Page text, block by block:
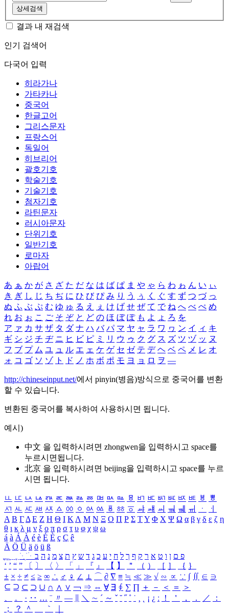
상세검색
결과 내 재검색
인기 검색어
다국어 입력
히라가나
가타카나
중국어
한글고어
그리스문자
프랑스어
독일어
히브리어
괄호기호
학술기호
기술기호
첨자기호
라틴문자
러시아문자
단위기호
일반기호
로마자
아랍어
あ ぁ か が さ ざ た だ な は ば ぱ ま や ゃ ら わ ゎ ん い ぃ
き ぎ し じ ち ぢ に ひ び ぴ み り う ぅ く ぐ す ず つ づ っ
ぬ ふ ぶ ぷ む ゆ ゅ る え ぇ け げ せ ぜ て で ね へ べ ぺ め
れ お ぉ こ ご そ ぞ と ど の ほ ぼ ぽ も よ ょ ろ を
ア ァ カ サ ザ タ ダ ナ ハ バ パ マ ヤ ャ ラ ワ ヮ ン イ ィ キ
ギ シ ジ チ ヂ ニ ヒ ビ ピ ミ リ ウ ゥ ク グ ス ズ ツ ヅ ッ ヌ
フ ブ プ ム ユ ュ ル エ ェ ケ ゲ セ ゼ テ デ ヘ ベ ペ メ レ オ
ォ コ ゴ ソ ゾ ト ド ノ ホ ボ ポ モ ヨ ョ ロ ヲ ―
http://chineseinput.net/에서 pinyin(병음)방식으로 중국어를 변환
할 수 있습니다.
변환된 중국어를 복사하여 사용하시면 됩니다.
예시)
中文 을 입력하시려면 zhongwen을 입력하시고 space를
누르시면됩니다.
北京 을 입력하시려면 beijing을 입력하시고 space를 누르
시면 됩니다.
ㅥ ㅦ ㅧ ㅨ ㅩ ㅪ ㅫ ㅬ ㅭ ㅮ ㅯ ㅰ ㅱ ㅲ ㅳ ㅴ ㅵ ㅶ ㅷ ㅸ
ㅹ
ㅺ ㅻ ㅼ ㅽ ㅾ ㅿ ㆀ ㆁ ㆂ ㆃ ㆄ ㆅ ㆆ ㆇ ㆈ ㆉ ㆊ ㆋ ㆌ ㆍ
ㆎ
Α Β ΓΔ Ε Ζ Η Θ Ι ΚΛ Μ Ν Ξ Ο Π Ρ Σ ΤΥ Φ Χ Ψ Ω α β γ δ ε ζ η
θ ι κ λ μ ν ξ ο π ρ σ τ υ φ χ ψ ω
á à Á À é è É È ç Ç ê
Ä Ö Ü ä ö ü ß
ִֶֹ ֻּ ׁׂ פ ם ן ו ט א ר ק ף ך ל ח י ע כ ג ד ש ץ ת צ מ נ ה ב
‘ ’ “ ” 〔 〕 〈 〉 「 」 『 』 【 】 ＂ （ ） ［ ］ ｛ ｝
± × ÷ ≠ ≤ ≥ ∞ ∴ ♂ ♀ ∠ ⊥ ⌒ ∂ ∇ ≡ ≒ ≪ ≫ √ ∽ ∝ ∵ ∫ ∬ ∈ ∋
⊆ ⊇ ⊂ ⊃ ∪ ∩ ∧ ∨ ￢ ⇒ ⇔ ∀ ∃ ∮ ∑ ∏ ＋ － ＜ ＝
＞
、
。 · ‥ … ¨ 〃 ― ＼ ∼ ´ ～ ˇ ˘ ˝ ˚ ˙ ¸ ¡ ¿ ː ！ ＇ ， ． ／
：
；
？ ＾ ｀